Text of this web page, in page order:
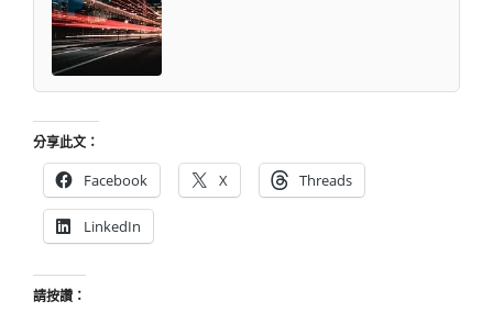
分享此文：
Facebook X Threads
LinkedIn
請按讚：